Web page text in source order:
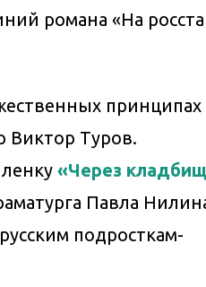
романа «На
принципах
Виктор Туров.
«Через
Павла
подросткам-